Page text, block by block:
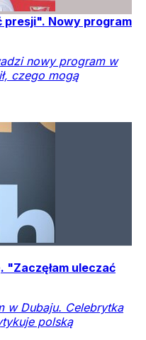
presji". Nowy program
nowy program w
czego mogą
"Zaczęłam uleczać
w Dubaju. Celebrytka
polską